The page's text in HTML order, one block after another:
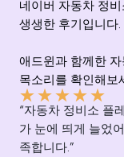
네이버 자동차 정
생생한 후기입니다.
애드윈과 함께한
목소리를 확인해보
★★★★★
“자동차 정비소 플
가 눈에 띄게 늘었
족합니다.”